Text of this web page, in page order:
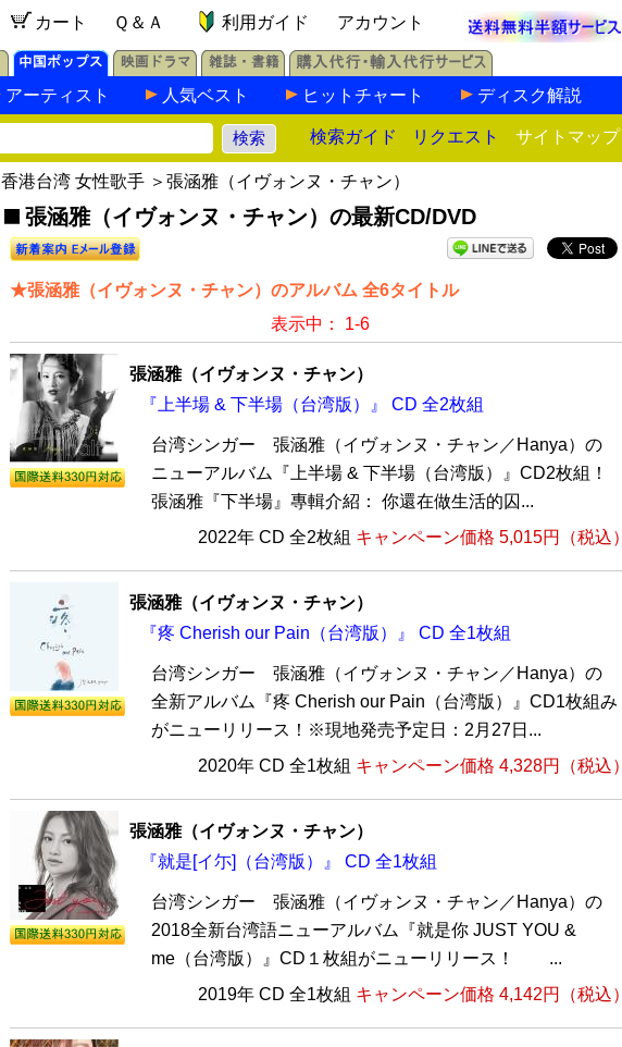
カート Ｑ＆Ａ 利用ガイド アカウント
アーティスト 人気ベスト ヒットチャート ディスク解説
検索ガイド リクエスト サイトマップ
香港台湾 女性歌手 ＞張涵雅（イヴォンヌ・チャン）
張涵雅（イヴォンヌ・チャン）の最新CD/DVD
★張涵雅（イヴォンヌ・チャン）のアルバム 全6タイトル
表示中： 1-6
張涵雅（イヴォンヌ・チャン）
『上半場 & 下半場（台湾版）』 CD 全2枚組
台湾シンガー 張涵雅（イヴォンヌ・チャン／Hanya）の
ニューアルバム『上半場 & 下半場（台湾版）』CD2枚組！
張涵雅『下半場』專輯介紹： 你還在做生活的囚...
2022年 CD 全2枚組 キャンペーン価格 5,015円（税込）
張涵雅（イヴォンヌ・チャン）
『疼 Cherish our Pain（台湾版）』 CD 全1枚組
台湾シンガー 張涵雅（イヴォンヌ・チャン／Hanya）の
全新アルバム『疼 Cherish our Pain（台湾版）』CD1枚組み
がニューリリース！※現地発売予定日：2月27日...
2020年 CD 全1枚組 キャンペーン価格 4,328円（税込）
張涵雅（イヴォンヌ・チャン）
『就是[イ尓]（台湾版）』 CD 全1枚組
台湾シンガー 張涵雅（イヴォンヌ・チャン／Hanya）の
2018全新台湾語ニューアルバム『就是你 JUST YOU &
me（台湾版）』CD１枚組がニューリリース！ ...
2019年 CD 全1枚組 キャンペーン価格 4,142円（税込）